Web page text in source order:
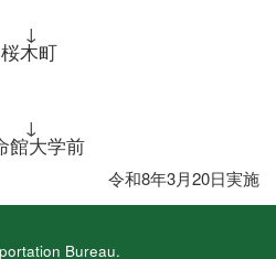
↓
桜木町
↓
館大学前
令和8年3月20日実施
Bureau.